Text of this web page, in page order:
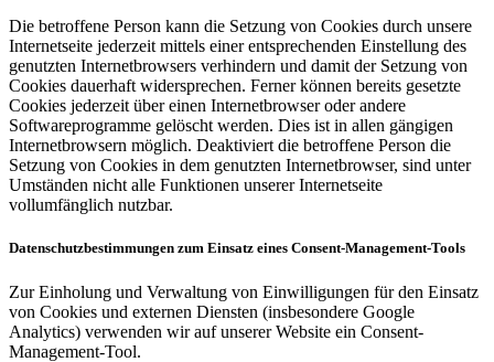
Die betroffene Person kann die Setzung von Cookies durch unsere
Internetseite jederzeit mittels einer entsprechenden Einstellung des
genutzten Internetbrowsers verhindern und damit der Setzung von
Cookies dauerhaft widersprechen. Ferner können bereits gesetzte
Cookies jederzeit über einen Internetbrowser oder andere
Softwareprogramme gelöscht werden. Dies ist in allen gängigen
Internetbrowsern möglich. Deaktiviert die betroffene Person die
Setzung von Cookies in dem genutzten Internetbrowser, sind unter
Umständen nicht alle Funktionen unserer Internetseite
vollumfänglich nutzbar.
Datenschutzbestimmungen zum Einsatz eines Consent-Management-Tools
Zur Einholung und Verwaltung von Einwilligungen für den Einsatz
von Cookies und externen Diensten (insbesondere Google
Analytics) verwenden wir auf unserer Website ein Consent-
Management-Tool.